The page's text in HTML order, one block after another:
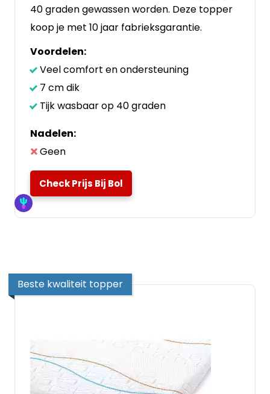
40 graden gewassen worden. Deze topper
koop je met 10 jaar fabrieksgarantie.
Voordelen:
Veel comfort en ondersteuning
7 cm dik
Tijk wasbaar op 40 graden
Nadelen:
Geen
Check Prijs Bij Bol
Beste kwaliteit topper